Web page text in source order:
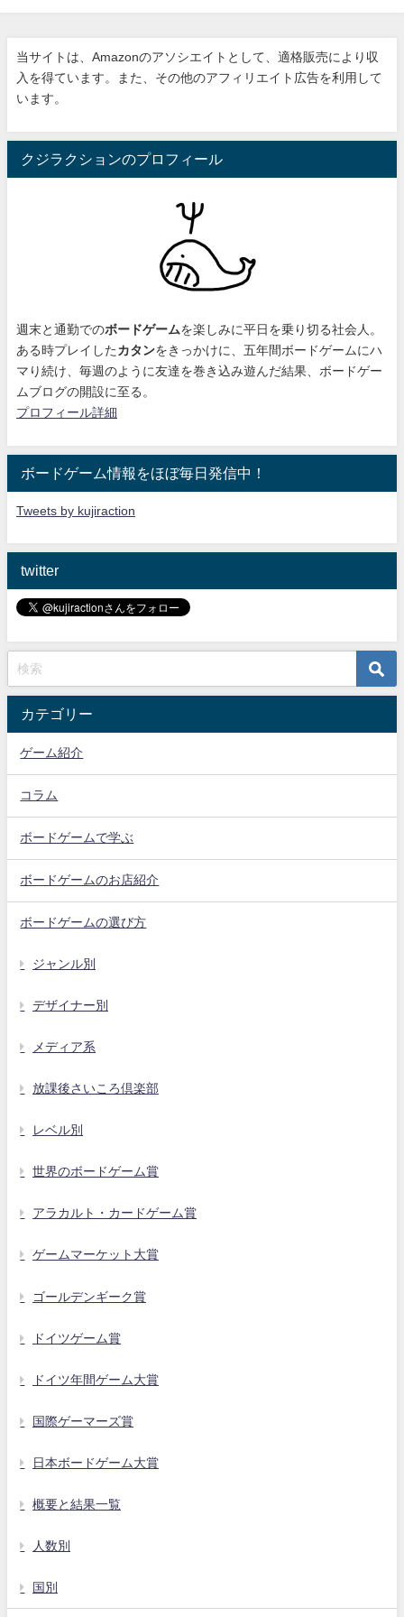
当サイトは、Amazonのアソシエイトとして、適格販売により収
入を得ています。また、その他のアフィリエイト広告を利用して
います。
クジラクションのプロフィール
週末と通勤でのボードゲームを楽しみに平日を乗り切る社会人。
ある時プレイした カタンをきっかけに、 五年間ボードゲームにハ
マり続け 、毎週のように友達を巻き込み遊んだ結果、ボードゲー
ムブログの開設に至る。
プロフィール詳細
ボードゲーム情報をほぼ毎日発信中！
Tweets by kujiraction
twitter
カテゴリー
ゲーム紹介
コラム
ボードゲームで学ぶ
ボードゲームのお店紹介
ボードゲームの選び方
ジャンル別
デザイナー別
メディア系
放課後さいころ倶楽部
レベル別
世界のボードゲーム賞
アラカルト・カードゲーム賞
ゲームマーケット大賞
ゴールデンギーク賞
ドイツゲーム賞
ドイツ年間ゲーム大賞
国際ゲーマーズ賞
日本ボードゲーム大賞
概要と結果一覧
人数別
国別